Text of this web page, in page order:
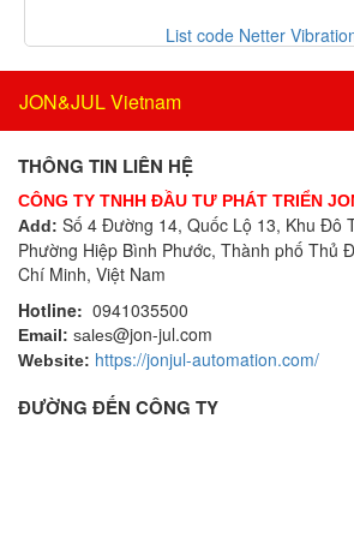
Metrix
Michell Instrument
MICRO-EPSILON Vietnam
Micropack
Microsens Vietnam
Mikipulley
Milesight
Minco
Minilec Vietnam
Mitsubishi
MLS LANNY GMbH
MOOG
Bộ giải mã
Bộ hiển thị
Bộ khởi động motor
Bộ khuếch đại
Bộ kiểm tra dầu
Bộ làm nóng sơ bộ dây
Bộ lò xo độc lập
Bộ lọc
Bộ phận cắt vật liệu
List code Netter
JON&JUL Vietnam
THÔNG TIN LIÊN HỆ
CÔNG TY TNHH ĐẦU TƯ PHÁT TRIỂN
Add: Số 4 Đường 14, Quốc Lộ 13, Khu Đô
Phường Hiệp Bình Phước, Thành phố Thủ
Chí Minh, Việt Nam
Hotline: 0941035500
Email: sales@jon-jul.com
Website: https://jonjul-automation.com/
ĐƯỜNG ĐẾN CÔNG TY